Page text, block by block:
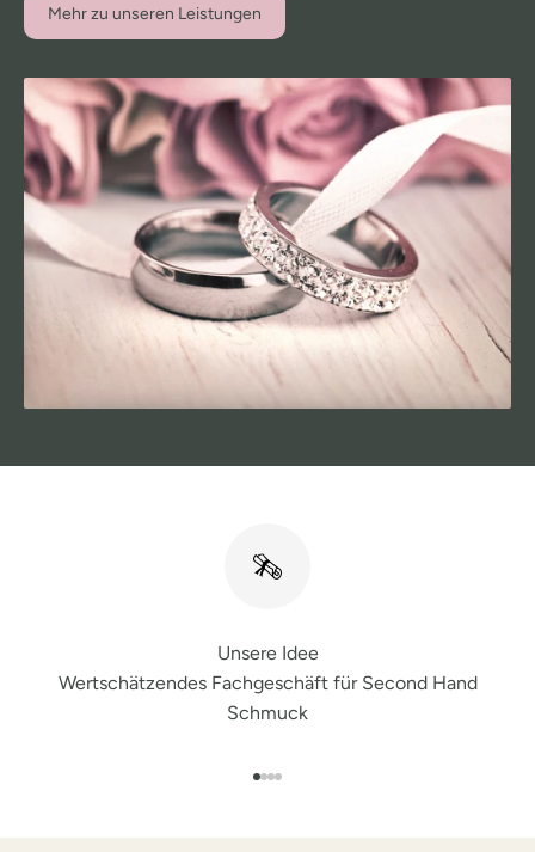
Mehr zu unseren Leistungen
Unsere Idee
Wertschätzendes Fachgeschäft für Second Hand
Schmuck